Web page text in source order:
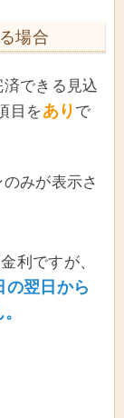
場合
できる見込
目をあり で
みが表示さ
利ですが、
の翌日から